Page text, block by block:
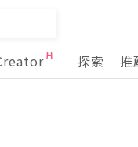
探索 推